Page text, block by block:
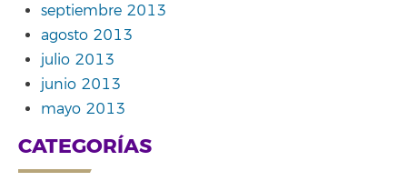
septiembre 2013
agosto 2013
julio 2013
junio 2013
mayo 2013
CATEGORÍAS